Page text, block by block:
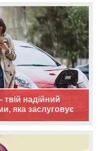
надійний
яка заслуговує